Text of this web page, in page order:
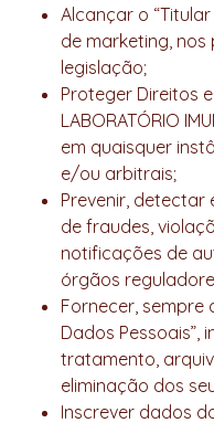
Alcançar o
de marketing,
legislação;
Proteger Direitos
LABORATÓRIO
em quaisquer
e/ou arbitrais;
Prevenir,
de fraudes,
notificações de
órgãos
Fornecer, sempre
Dados
tratamento,
eliminação dos
Inscrever dados